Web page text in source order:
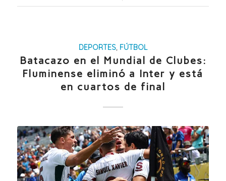
DEPORTES, FÚTBOL
Batacazo en el Mundial de Clubes:
Fluminense eliminó a Inter y está
en cuartos de final